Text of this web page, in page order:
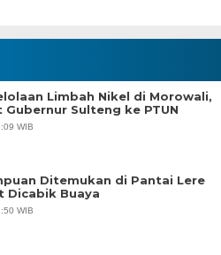
Limbah Nikel di Morowali,
Sulteng ke PTUN
WIB
Ditemukan di Pantai Lere
Dicabik Buaya
WIB